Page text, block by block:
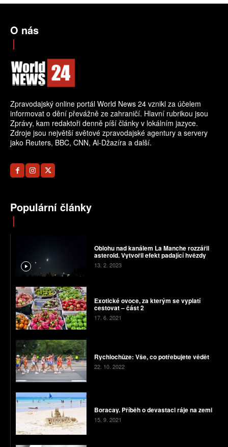
O nás
Zpravodajský online portál World News 24 vznikl za účelem
informovat o dění převážně ze zahraničí. Hlavní rubrikou jsou
Zprávy, kam redaktoři denně píší články v lokálním jazyce.
Zdroje jsou největší světové zpravodajské agentury a servery
jako Reuters, BBC, CNN, Al-Džazíra a další.
Populární články
Oblohu nad kanálem La Manche rozzářil
asteroid. Vytvořil efekt padající hvězdy
13. 2. 2023
Exotické ovoce, za kterým se vyplatí
cestovat – část 2
17. 6. 2021
Rychlochůze: Vše, co potřebujete vědět
22. 10. 2022
Boracay. Příběh o devastaci ráje na zemi
15. 9. 2021